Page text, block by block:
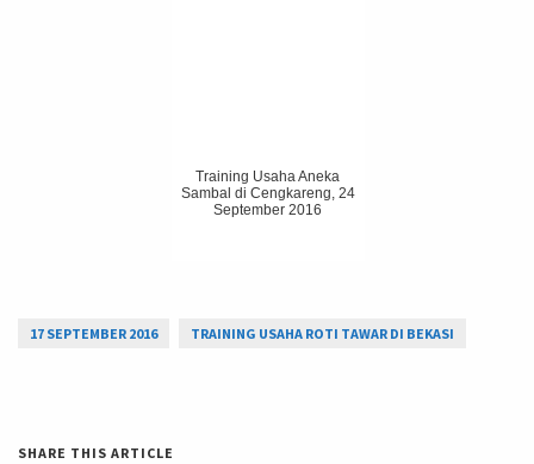
Training Usaha Aneka
Sambal di Cengkareng, 24
September 2016
17 SEPTEMBER 2016 TRAINING USAHA ROTI TAWAR DI BEKASI
SHARE THIS ARTICLE